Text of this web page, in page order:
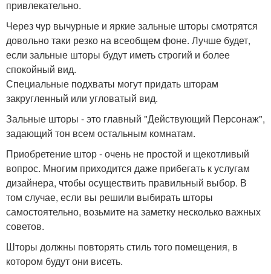
привлекательно.
Через чур вычурные и яркие зальные шторы смотрятся
довольно таки резко на всеобщем фоне. Лучше будет,
если зальные шторы будут иметь строгий и более
спокойный вид.
Специальные подхваты могут придать шторам
закругленный или угловатый вид.
Зальные шторы - это главный "Действующий Персонаж",
задающий тон всем остальным комнатам.
Приобретение штор - очень не простой и щекотливый
вопрос. Многим приходится даже прибегать к услугам
дизайнера, чтобы осуществить правильный выбор. В
том случае, если вы решили выбирать шторы
самостоятельно, возьмите на заметку несколько важных
советов.
Шторы должны повторять стиль того помещения, в
котором будут они висеть.